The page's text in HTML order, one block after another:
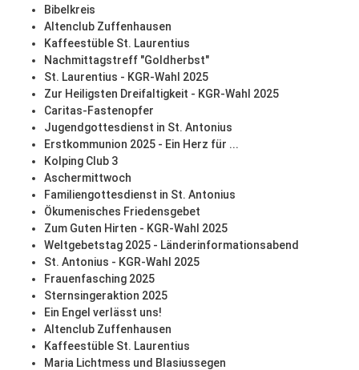
Bibelkreis
Altenclub Zuffenhausen
Kaffeestüble St. Laurentius
Nachmittagstreff "Goldherbst"
St. Laurentius - KGR-Wahl 2025
Zur Heiligsten Dreifaltigkeit - KGR-Wahl 2025
Caritas-Fastenopfer
Jugendgottesdienst in St. Antonius
Erstkommunion 2025 - Ein Herz für ...
Kolping Club 3
Aschermittwoch
Familiengottesdienst in St. Antonius
Ökumenisches Friedensgebet
Zum Guten Hirten - KGR-Wahl 2025
Weltgebetstag 2025 - Länderinformationsabend
St. Antonius - KGR-Wahl 2025
Frauenfasching 2025
Sternsingeraktion 2025
Ein Engel verlässt uns!
Altenclub Zuffenhausen
Kaffeestüble St. Laurentius
Maria Lichtmess und Blasiussegen